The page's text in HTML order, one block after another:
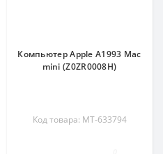
Компьютер Apple A1993 Mac
mini (Z0ZR0008H)
Код товара: MT-633794